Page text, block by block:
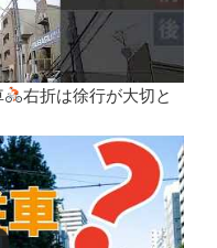
右折は徐行が大切と